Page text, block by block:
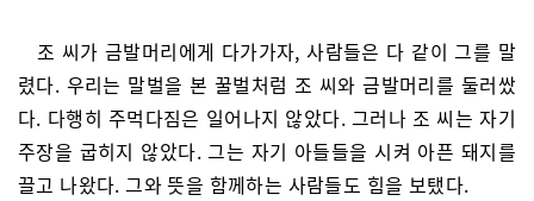
조 씨가 금발머리에게 다가가자, 사람들은 다 같이 그를 말
렸다. 우리는 말벌을 본 꿀벌처럼 조 씨와 금발머리를 둘러쌌
다. 다행히 주먹다짐은 일어나지 않았다. 그러나 조 씨는 자기
주장을 굽히지 않았다. 그는 자기 아들들을 시켜 아픈 돼지를
끌고 나왔다. 그와 뜻을 함께하는 사람들도 힘을 보탰다.